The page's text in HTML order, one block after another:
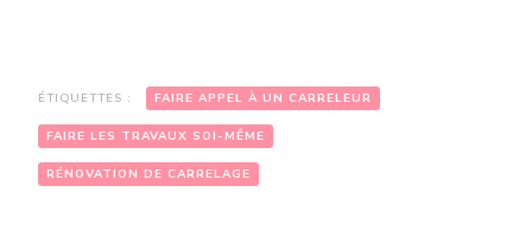
ÉTIQUETTES : FAIRE APPEL À UN CARRELEUR
FAIRE LES TRAVAUX SOI-MÊME
RÉNOVATION DE CARRELAGE